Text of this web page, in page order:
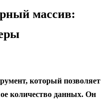
массив:
который позволяет
количество данных. Он